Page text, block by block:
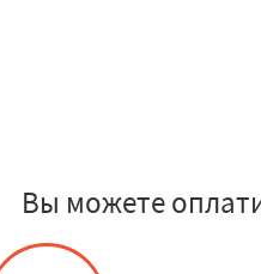
Вы можете